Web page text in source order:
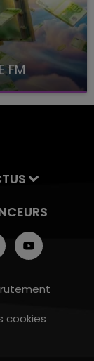
FM
cookies